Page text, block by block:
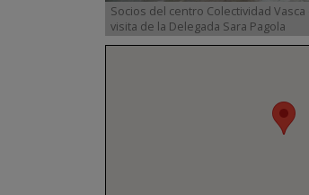
Socios del centro Colectividad
visita de la Delegada Sara Pagola